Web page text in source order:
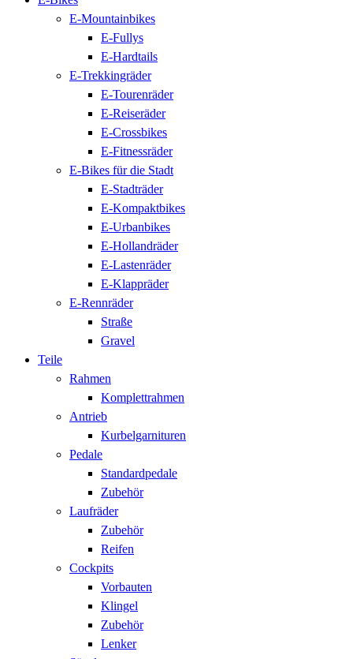
E-Mountainbikes
E-Fullys
E-Hardtails
E-Trekkingräder
E-Tourenräder
E-Reiseräder
E-Crossbikes
E-Fitnessräder
E-Bikes für die Stadt
E-Stadträder
E-Kompaktbikes
E-Urbanbikes
E-Hollandräder
E-Lastenräder
E-Klappräder
E-Rennräder
Straße
Gravel
Teile
Rahmen
Komplettrahmen
Antrieb
Kurbelgarnituren
Pedale
Standardpedale
Zubehör
Laufräder
Zubehör
Reifen
Cockpits
Vorbauten
Klingel
Zubehör
Lenker